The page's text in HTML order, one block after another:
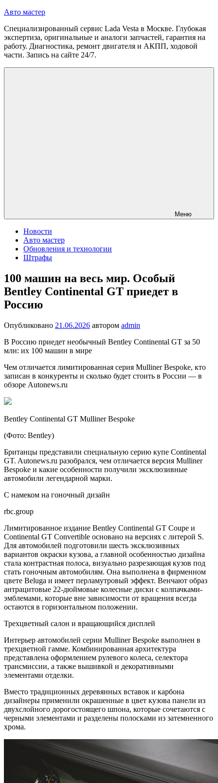
Перейти
содержимому
Авто мастер
Специализированный сервис Lada Vesta в Москве. Глубокая
экспертиза, оригинальные и аналоги запчастей, гарантия на
работу. Диагностика, ремонт двигателя и АКПП, ходовой
части. Запись на сайте 24/7.
Меню
Новости
Авто мастер
Обновления и технологии
Штрафы
100 машин на весь мир. Особый
Bentley Continental GT приедет в
Россию
Опубликовано 21.06.2026 автором admin
В Россию приедет необычный Bentley Continental GT за 50
млн: их 100 машин в мире
Чем отличается лимитированная серия Mulliner Bespoke, кто
записан в конкуренты и сколько будет стоить в России — в
обзоре Autonews.ru
Bentley Continental GT Mulliner Bespoke
(Фото: Bentley)
Британцы представили специальную серию купе Continental
GT. Autonews.ru разобрался, чем отличается версия Mulliner
Bespoke и какие особенности получили эксклюзивные
автомобили легендарной марки.
С намеком на гоночный дизайн
rbc.group
Лимитированное издание Bentley Continental GT Coupe и
Continental GT Convertible основано на версиях с литерой S.
Для автомобилей подготовили шесть эксклюзивных
вариантов окраски кузова, а главной особенностью дизайна
стала контрастная полоса, визуально разрезающая кузов под
стать гоночным автомобилям. Она выполнена в фирменном
цвете Beluga и имеет перламутровый эффект. Венчают образ
антрацитовые 22-дюймовые колесные диски с колпачками-
эмблемами, которые вне зависимости от вращения всегда
остаются в горизонтальном положении.
Трехцветный салон и вращающийся дисплей
Интерьер автомобилей серии Mulliner Bespoke выполнен в
трехцветной гамме. Комбинированная архитектура
представлена оформлением рулевого колеса, селектора
трансмиссии, а также вышивкой и декоративными
элементами отделки.
Вместо традиционных деревянных вставок и карбона
дизайнеры применили окрашенные в цвет кузова панели из
двухслойного дорогостоящего шпона, которые сочетаются с
черными элементами и разделены полосками из затемненного
хрома.